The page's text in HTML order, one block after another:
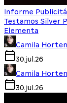
Informe
Testamos Silver
Elementa
Camila
30.jul.26
Camila
30.jul.26